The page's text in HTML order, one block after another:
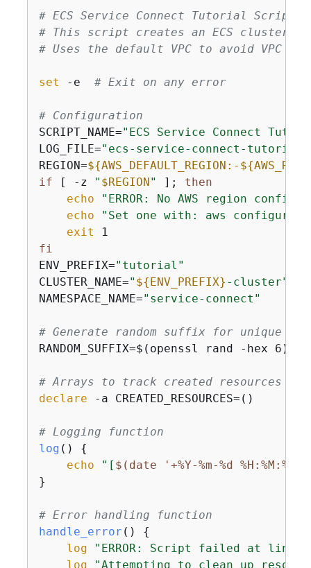
# ECS Service Connect Tutorial Script
# This script creates an ECS cluster
# Uses the default VPC to avoid VPC
set -e # Exit on any error
# Configuration
SCRIPT_NAME="ECS Service Connect
LOG_FILE="ecs-service-connect-
REGION=${AWS_DEFAULT_REGION:- ${
if [ -z " $REGION" ]; then
echo
"ERROR: No AWS region
echo
"Set one with: aws configure
exit
fi
ENV_PREFIX="tutorial"
CLUSTER_NAME=" ${ENV_PREFIX} -cluster"
NAMESPACE_NAME="service-connect"
# Generate random suffix for unique
RANDOM_SUFFIX=$(openssl rand -hex 6)
# Arrays to track created resources for
declare -a CREATED_RESOURCES=()
# Logging function
log () {
echo
"[ $(date '+%Y-%m-%d %H:%M:%S')
}
# Error handling function
handle_error () {
log
"ERROR: Script failed at line
log
"Attempting to clean up